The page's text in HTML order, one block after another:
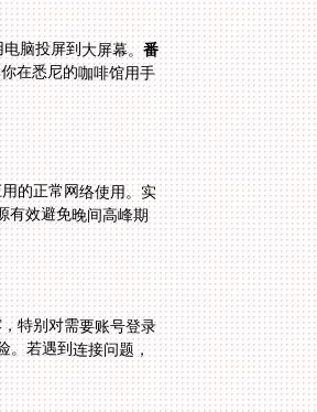
脑投屏到大屏幕。番
在悉尼的咖啡馆用手
的正常网络使用。实
有效避免晚间高峰期
特别对需要账号登录
。若遇到连接问题，